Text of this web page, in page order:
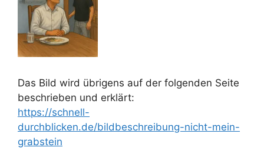
Das Bild wird übrigens auf der folgenden Seite
beschrieben und erklärt:
https://schnell-
durchblicken.de/bildbeschreibung-nicht-mein-
grabstein